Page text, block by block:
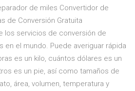
de miles Convertidor de
de Conversión Gratuita
los servicios de conversión de
en el mundo. Puede averiguar rápida
es un kilo, cuántos dólares es un
es un pie, así como tamaños de
área, volumen, temperatura y